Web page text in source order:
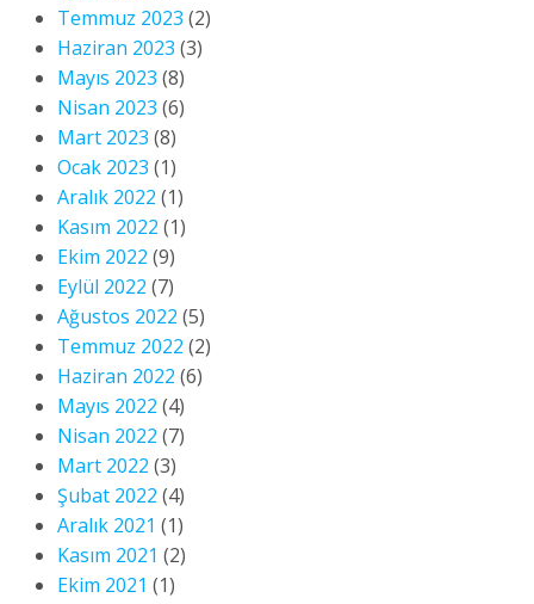
Temmuz 2023 (2)
Haziran 2023 (3)
Mayıs 2023 (8)
Nisan 2023 (6)
Mart 2023 (8)
Ocak 2023 (1)
Aralık 2022 (1)
Kasım 2022 (1)
Ekim 2022 (9)
Eylül 2022 (7)
Ağustos 2022 (5)
Temmuz 2022 (2)
Haziran 2022 (6)
Mayıs 2022 (4)
Nisan 2022 (7)
Mart 2022 (3)
Şubat 2022 (4)
Aralık 2021 (1)
Kasım 2021 (2)
Ekim 2021 (1)